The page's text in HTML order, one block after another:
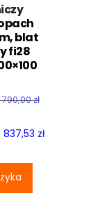
blat
fi28
790,00zł
zł.
837,53 zł